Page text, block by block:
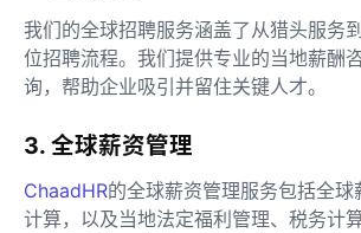
我们的全球招聘服务涵盖了从猎头服务
位招聘流程。我们提供专业的当地薪酬
询，帮助企业吸引并留住关键人才。
3. 全球薪资管理
ChaadHR的全球薪资管理服务包括全
计算，以及当地法定福利管理、税务计